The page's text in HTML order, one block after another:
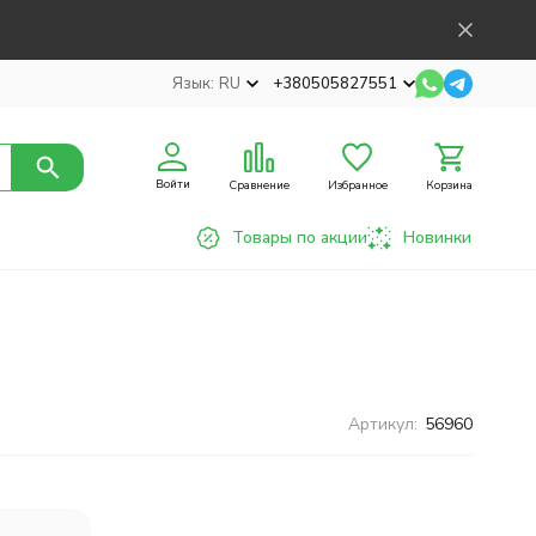
Язык: RU +380505827551
Войти Сравнение Избранное Корзина
Товары по акции Новинки
Артикул: 56960